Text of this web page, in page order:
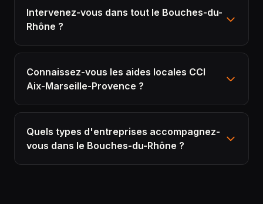
Intervenez-vous dans tout le Bouches-du-
Rhône ?
Connaissez-vous les aides locales CCI
Aix-Marseille-Provence ?
Quels types d'entreprises accompagnez-
vous dans le Bouches-du-Rhône ?